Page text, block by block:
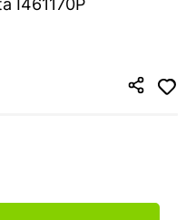
I461170P